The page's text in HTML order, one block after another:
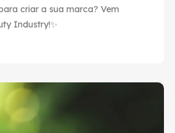
criar a sua marca? Vem
Industry!✨